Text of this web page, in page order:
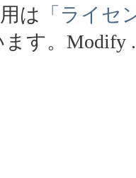
は 「ライセ
す。 Modify